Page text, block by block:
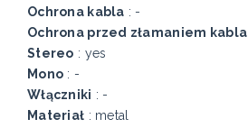
Ochrona kabla : -
Ochrona przed złamaniem kabla
Stereo : yes
Mono : -
Włączniki : -
Materiał : metal